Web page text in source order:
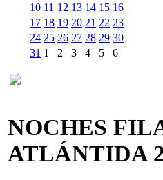
10 11 12 13 14 15 16
17 18 19 20 21 22 23
24 25 26 27 28 29 30
31 1 2 3 4 5 6
NOCHES
ATLÁNTIDA